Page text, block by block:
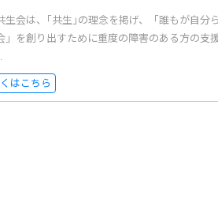
生会は、｢共生｣の理念を掲げ、「誰もが自分
」を創り出すために重度の障害のある方の支
はこちら